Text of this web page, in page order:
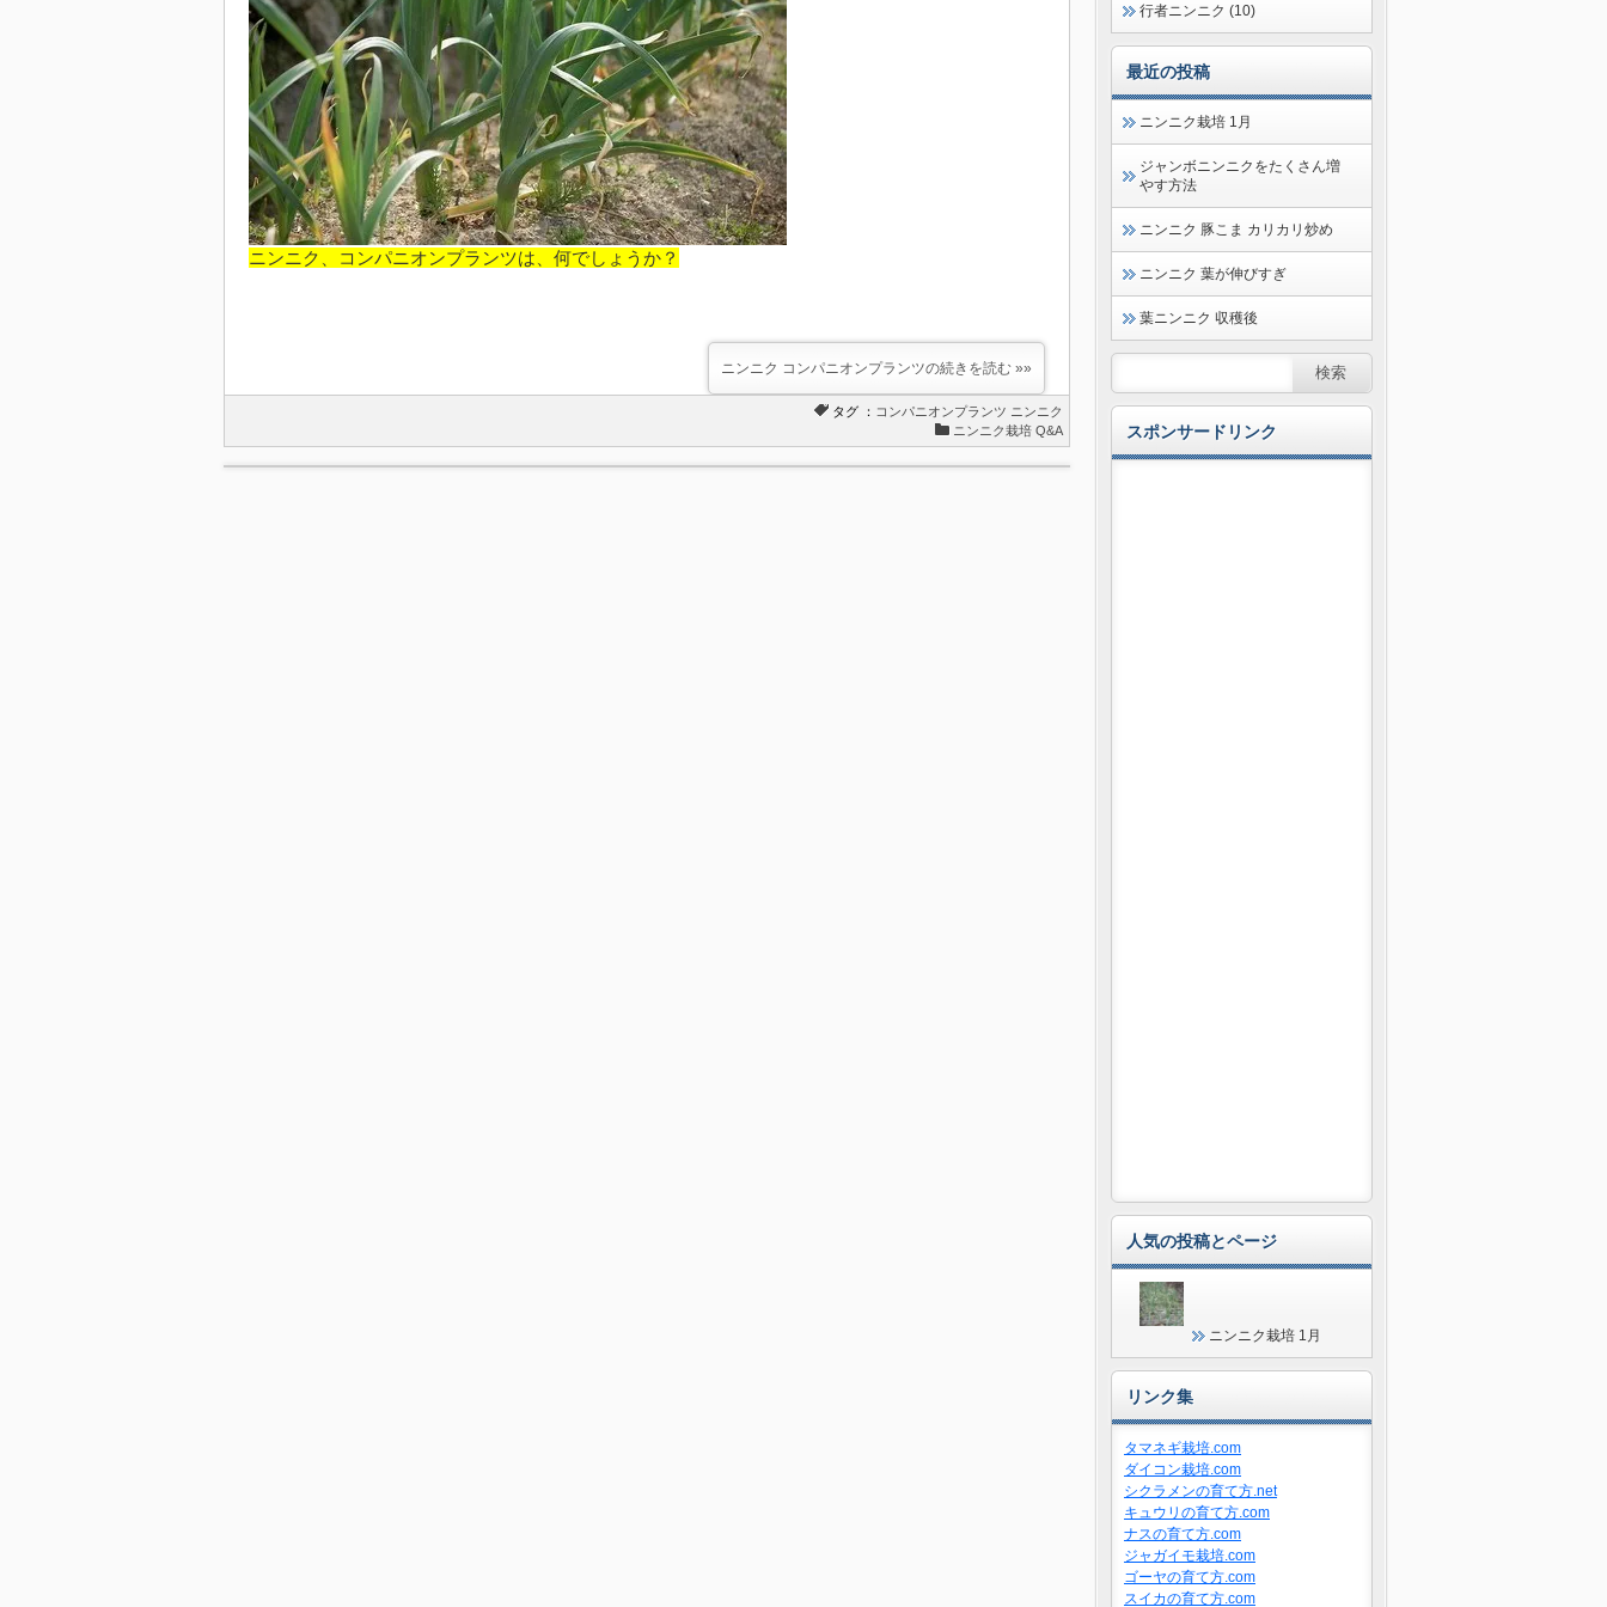
ニンニク、コンパニオンプランツは、何でしょうか？
ニンニク コンパニオンプランツの続きを読む »»
タグ ： コンパニオンプランツ ニンニク
ニンニク栽培 Q&A
行者ニンニク (10)
最近の投稿
ニンニク栽培 1月
ジャンボニンニクをたくさん増
やす方法
ニンニク 豚こま カリカリ炒め
ニンニク 葉が伸びすぎ
葉ニンニク 収穫後
スポンサードリンク
人気の投稿とページ
ニンニク栽培 1月
リンク集
タマネギ栽培.com
ダイコン栽培.com
シクラメンの育て方.net
キュウリの育て方.com
ナスの育て方.com
ジャガイモ栽培.com
ゴーヤの育て方.com
スイカの育て方.com